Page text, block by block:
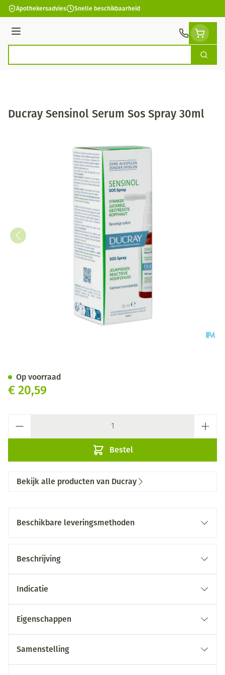
Ga naar de inhoud
Apothekersadvies Snelle beschikbaarheid
Menu
Zoek
Ducray Sensinol Serum Sos Spray 30ml
€ 20,59
Bestel
Op voorraad
Bekijk alle producten van Ducray
Beschikbare leveringsmethoden
Beschrijving
Indicatie
Eigenschappen
Samenstelling